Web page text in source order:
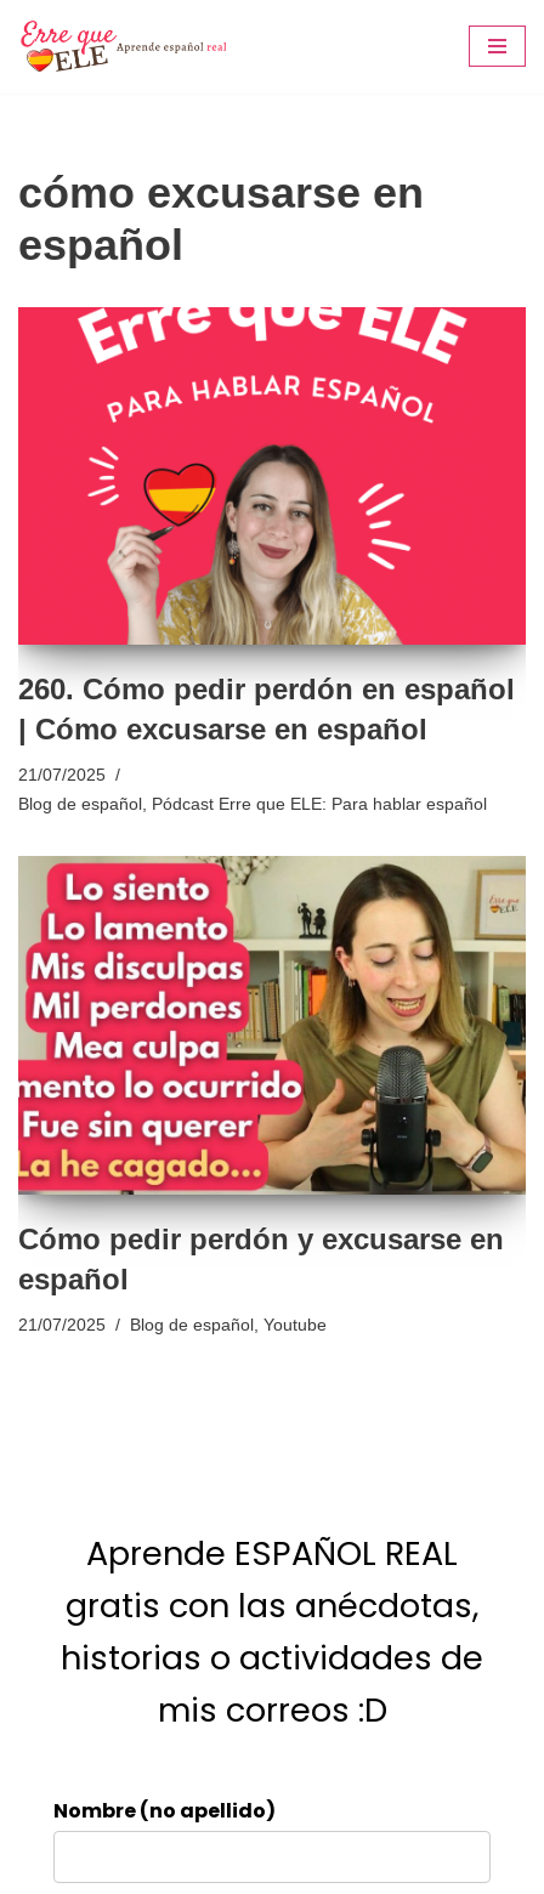
Saltar
cómo excusarse en
español
260. Cómo pedir perdón en español
| Cómo excusarse en español
21/07/2025
Blog de español , Pódcast Erre que ELE: Para hablar español
Cómo pedir perdón y excusarse en
español
21/07/2025 Blog de español , Youtube
Aprende ESPAÑOL REAL
gratis con las anécdotas,
historias o actividades de
mis correos :D
Nombre (no apellido)